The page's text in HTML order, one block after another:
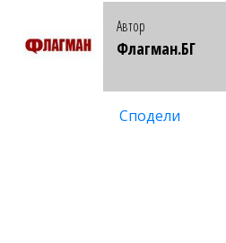
Автор
Флагман.БГ
Сподели